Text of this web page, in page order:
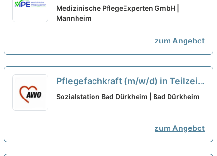
Pflegedienstleitung (m/w/d) in
Teilzeit (75-85%) - Bei uns startet
Medizinische PflegeExperten GmbH |
Mannheim
zum Angebot
Pflegefachkraft (m/w/d) in Teilzeit
(75%) - Hier gehören Sie hin! neu
Sozialstation Bad Dürkheim | Bad Dürkheim
zum Angebot